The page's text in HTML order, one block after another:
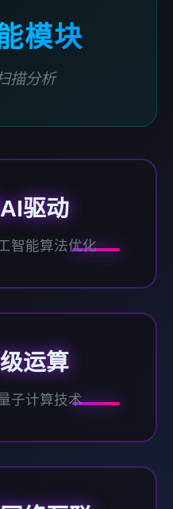
模块
描分析
驱动
智能算法优化
运算
子计算技术